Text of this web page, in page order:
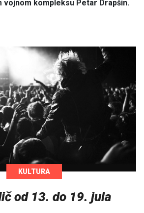
vojnom kompleksu Petar Drapšin.
KULTURA
od 13. do 19. jula